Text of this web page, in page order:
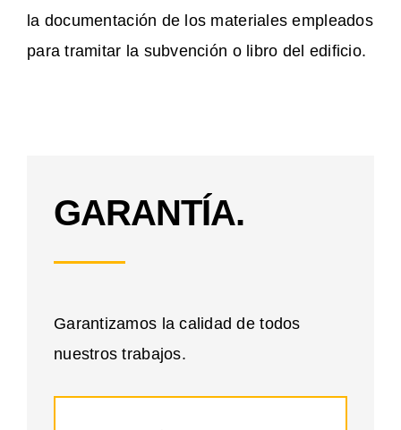
la documentación de los materiales empleados
para tramitar la subvención o libro del edificio.
GARANTÍA.
Garantizamos la calidad de todos
nuestros trabajos.